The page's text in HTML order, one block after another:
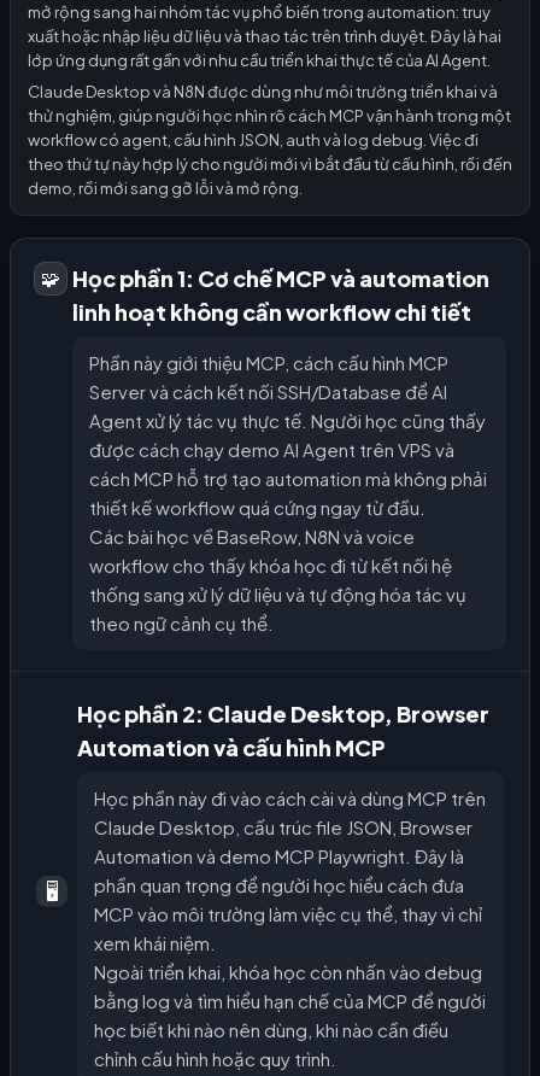
mở rộng sang hai nhóm tác vụ phổ biến trong automation: truy
xuất hoặc nhập liệu dữ liệu và thao tác trên trình duyệt. Đây là hai
lớp ứng dụng rất gần với nhu cầu triển khai thực tế của AI Agent.
Claude Desktop và N8N được dùng như môi trường triển khai và
thử nghiệm, giúp người học nhìn rõ cách MCP vận hành trong một
workflow có agent, cấu hình JSON, auth và log debug. Việc đi
theo thứ tự này hợp lý cho người mới vì bắt đầu từ cấu hình, rồi đến
demo, rồi mới sang gỡ lỗi và mở rộng.
🧩 Học phần 1: Cơ chế MCP và automation
linh hoạt không cần workflow chi tiết
Phần này giới thiệu MCP, cách cấu hình MCP
Server và cách kết nối SSH/Database để AI
Agent xử lý tác vụ thực tế. Người học cũng thấy
được cách chạy demo AI Agent trên VPS và
cách MCP hỗ trợ tạo automation mà không phải
thiết kế workflow quá cứng ngay từ đầu.
Các bài học về BaseRow, N8N và voice
workflow cho thấy khóa học đi từ kết nối hệ
thống sang xử lý dữ liệu và tự động hóa tác vụ
theo ngữ cảnh cụ thể.
🖥️
Học phần 2: Claude Desktop, Browser
Automation và cấu hình MCP
Học phần này đi vào cách cài và dùng MCP trên
Claude Desktop, cấu trúc file JSON, Browser
Automation và demo MCP Playwright. Đây là
phần quan trọng để người học hiểu cách đưa
MCP vào môi trường làm việc cụ thể, thay vì chỉ
xem khái niệm.
Ngoài triển khai, khóa học còn nhấn vào debug
bằng log và tìm hiểu hạn chế của MCP để người
học biết khi nào nên dùng, khi nào cần điều
chỉnh cấu hình hoặc quy trình.